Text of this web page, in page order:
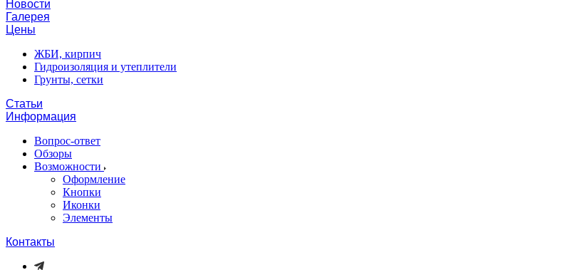
Новости
Галерея
Цены
ЖБИ, кирпич
Гидроизоляция и утеплители
Грунты, сетки
Статьи
Информация
Вопрос-ответ
Обзоры
Возможности
Оформление
Кнопки
Иконки
Элементы
Контакты